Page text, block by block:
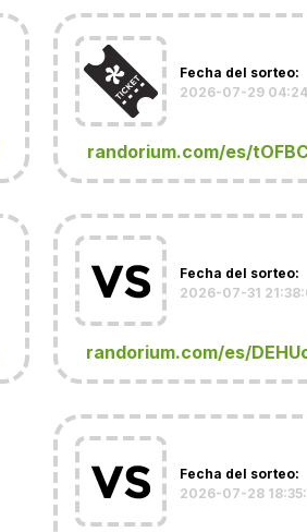
Fecha del sorteo:
2026-07-29
randorium.com/es/
Fecha del sorteo:
2026-07-31
randorium.com/es/
Fecha del sorteo:
2026-07-28